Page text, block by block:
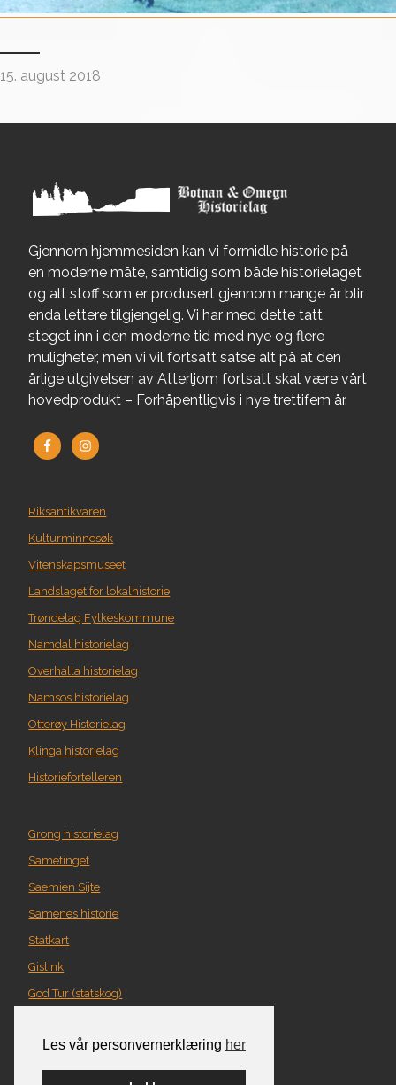
Les vår personvernerklæring her
15. august 2018
Gjennom hjemmesiden kan vi formidle historie på
en moderne måte, samtidig som både historielaget
og alt stoff som er produsert gjennom mange år blir
enda lettere tilgjengelig. Vi har med dette tatt
steget inn i den moderne tid med nye og flere
muligheter, men vi vil fortsatt satse alt på at den
årlige utgivelsen av Atterljom fortsatt skal være vårt
hovedprodukt – Forhåpentligvis i nye trettifem år.
Riksantikvaren
Kulturminnesøk
Vitenskapsmuseet
Landslaget for lokalhistorie
Trøndelag Fylkeskommune
Namdal historielag
Overhalla historielag
Namsos historielag
Otterøy Historielag
Klinga historielag
Historiefortelleren
Grong historielag
Sametinget
Saemien Sijte
Samenes historie
Statkart
Gislink
God Tur (statskog)
Norgeskart
Turplanlegger